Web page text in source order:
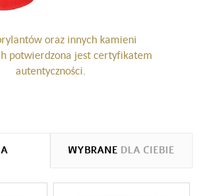
oraz innych kamieni
potwierdzona jest certyfikatem
autentyczności.
WYBRANE DLA CIEBIE